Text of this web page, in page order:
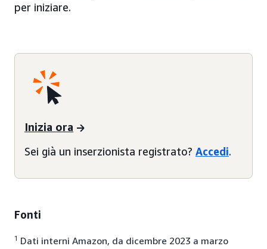
per iniziare.
Inizia ora
Sei già un inserzionista registrato? Accedi.
Fonti
1 Dati interni Amazon, da dicembre 2023 a marzo